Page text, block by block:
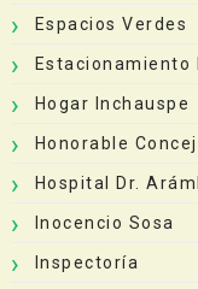
Espacios Verdes
Estacionamiento
Hogar Inchauspe
Honorable
Hospital Dr.
Inocencio Sosa
Inspectoría